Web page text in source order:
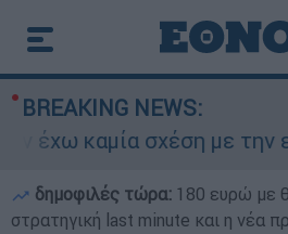
BREAKING NEWS:
καμία σχέση με την
δημοφιλές τώρα: 180 ευρώ με
στρατηγική last minute και η νέα